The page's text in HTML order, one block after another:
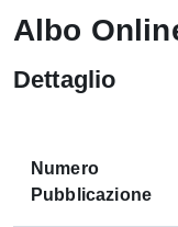
Albo
Dettaglio
Numero
Pubblicazione